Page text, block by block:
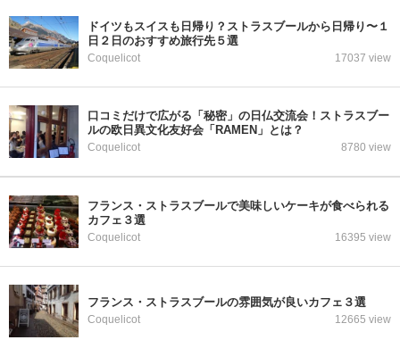
ドイツもスイスも日帰り？ストラスブールから日帰り〜１
日２日のおすすめ旅行先５選
Coquelicot 17037 view
口コミだけで広がる「秘密」の日仏交流会！ストラスブー
ルの欧日異文化友好会「RAMEN」とは？
Coquelicot 8780 view
フランス・ストラスブールで美味しいケーキが食べられる
カフェ３選
Coquelicot 16395 view
フランス・ストラスブールの雰囲気が良いカフェ３選
Coquelicot 12665 view